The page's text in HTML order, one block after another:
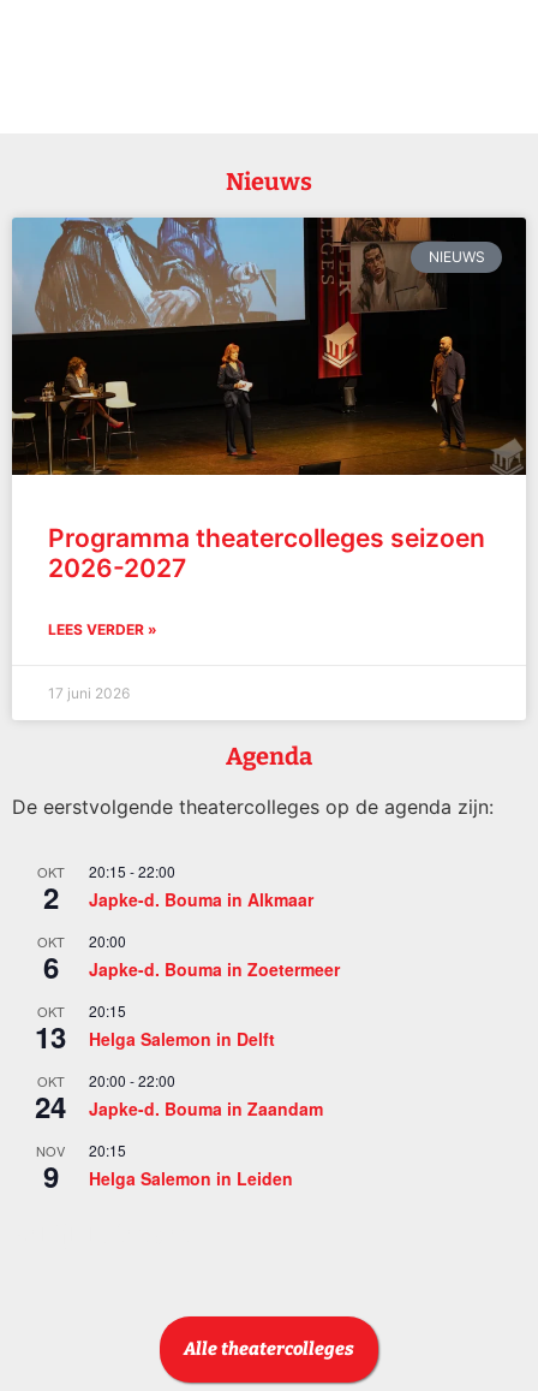
Nieuws
NIEUWS
Programma theatercolleges seizoen
2026-2027
LEES VERDER »
17 juni 2026
Agenda
De eerstvolgende theatercolleges op de agenda zijn:
OKT
2
20:15 -22:00
Japke-d. Bouma in Alkmaar
OKT
6
20:00
Japke-d. Bouma in Zoetermeer
OKT
13
20:15
Helga Salemon in Delft
OKT
24
20:00 -22:00
Japke-d. Bouma in Zaandam
NOV
9
20:15
Helga Salemon in Leiden
Alle theatercolleges